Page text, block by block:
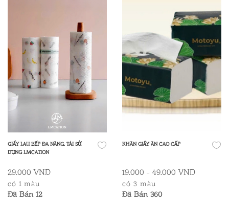
GIẤY LAU BẾP ĐA NĂNG, TÁI SỬ
DỤNG LMCATION
29.000 VND
có 1 màu
Đã Bán 12
KHĂN GIẤY ĂN CAO CẤP
19.000 - 49.000 VND
có 3 màu
Đã Bán 360